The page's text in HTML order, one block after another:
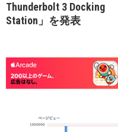
Thunderbolt 3 Docking
Station」を発表